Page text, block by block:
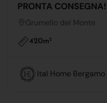
PRONTA CONSEGNA!
Grumello del Monte
420m2
Ital Home Bergamo